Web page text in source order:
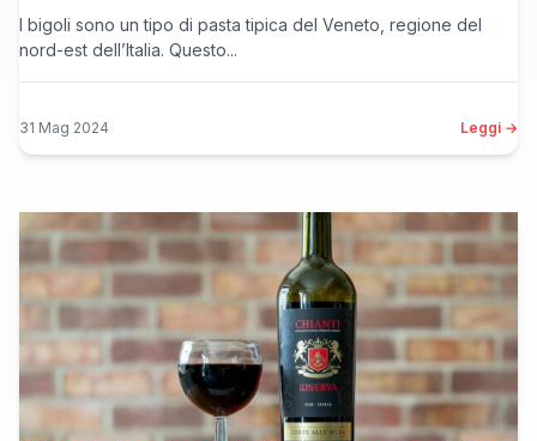
I bigoli sono un tipo di pasta tipica del Veneto, regione del
nord-est dell’Italia. Questo...
31 Mag 2024 Leggi →